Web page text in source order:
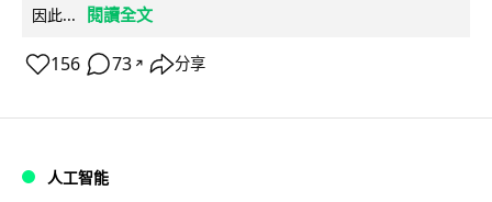
因此...
閱讀全文
156 73 ↗ 分享
人工智能